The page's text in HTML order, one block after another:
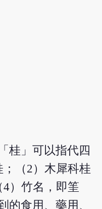
桂」可以指代四
（2）木犀科桂
）竹名，即筀
的食用、藥用、